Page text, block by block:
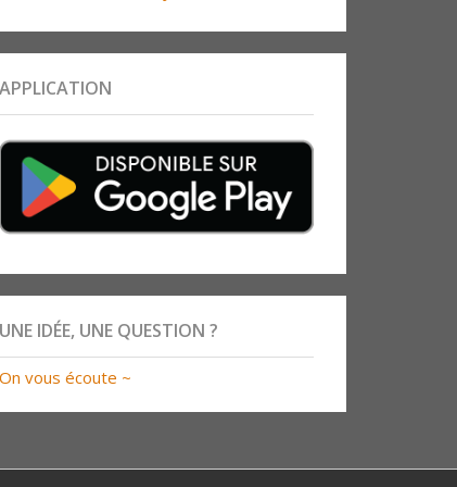
APPLICATION
UNE IDÉE, UNE QUESTION ?
On vous écoute ~